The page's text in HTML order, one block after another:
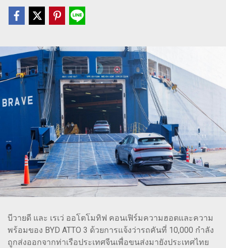
บีวายดี และ เรเว่ ออโตโมทิฟ คอนเฟิร์มความฮอตและความ
พร้อมของ BYD ATTO 3 ด้วยการแจ้งว่ารถคันที่ 10,000 กำลัง
ถูกส่งออกจากท่าเรือประเทศจีนเพื่อขนส่งมายังประเทศไทย